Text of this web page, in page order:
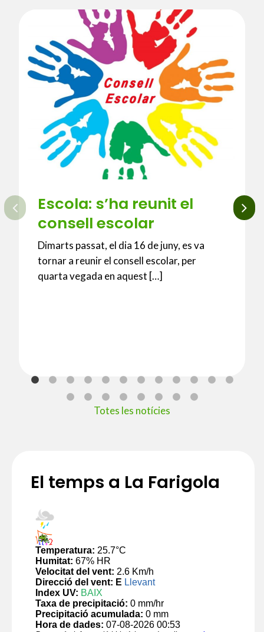
I5: Material necessari per al
curs
El temps a La Farigola
Escola: s’ha reunit el
consell escolar
Dimarts passat, el dia 16 de juny, es va
tornar a reunir el consell escolar, per
quarta vegada en aquest […]
Totes les notícies